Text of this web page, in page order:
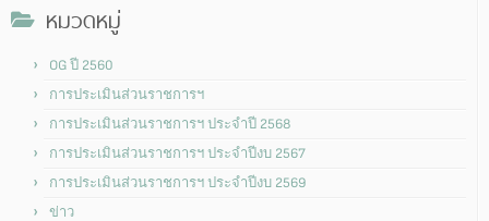
หมวดหมู่
OG ปี 2560
การประเมินส่วนราชการฯ
การประเมินส่วนราชการฯ ประจำปี 2568
การประเมินส่วนราชการฯ ประจำปีงบ 2567
การประเมินส่วนราชการฯ ประจำปีงบ 2569
ข่าว